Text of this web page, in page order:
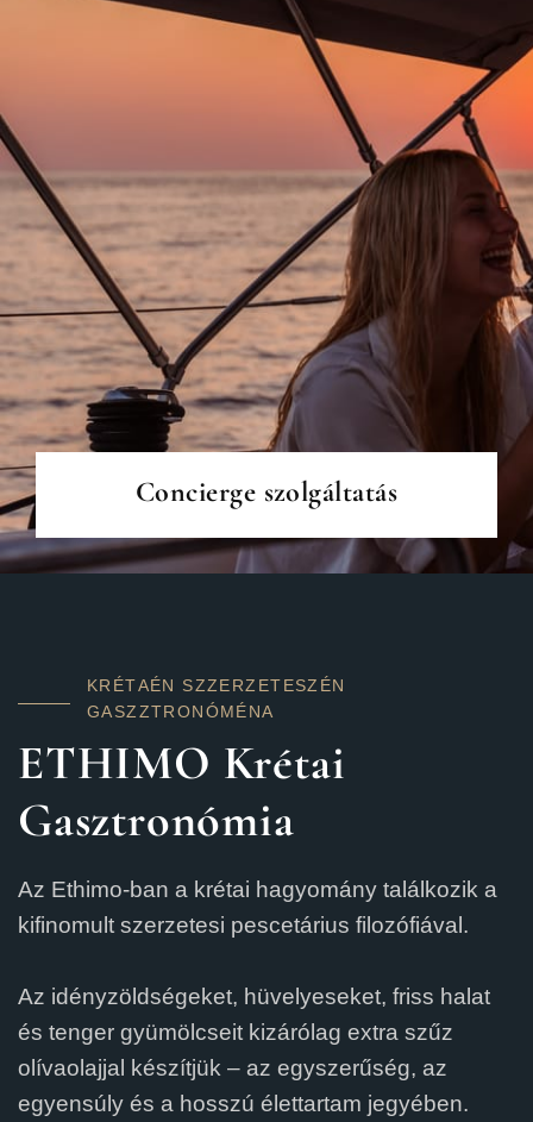
BŐVEBBEN
Concierge szolgáltatás
KR ÉTAÉN SZZERZ ETESZ ÉN
GASZZTRONÓMÉNA
ETHIMO Krétai
Gasztronómia
Az Ethimo-ban a krétai hagyomány találkozik a
kifinomult szerzetesi pescetárius filozófiával.
Az idényzöldségeket, hüvelyeseket, friss halat
és tenger gyümölcseit kizárólag extra szűz
olívaolajjal készítjük – az egyszerűség, az
egyensúly és a hosszú élettartam jegyében.